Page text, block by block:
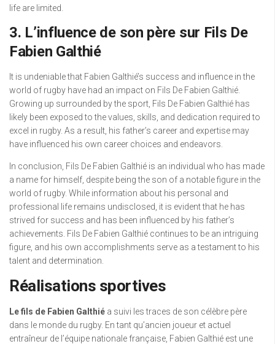
life are limited.
3. L’influence de son père sur Fils De
Fabien Galthié
It is undeniable that Fabien Galthié’s success and influence in the
world of rugby have had an impact on Fils De Fabien Galthié.
Growing up surrounded by the sport, Fils De Fabien Galthié has
likely been exposed to the values, skills, and dedication required to
excel in rugby. As a result, his father’s career and expertise may
have influenced his own career choices and endeavors.
In conclusion, Fils De Fabien Galthié is an individual who has made
a name for himself, despite being the son of a notable figure in the
world of rugby. While information about his personal and
professional life remains undisclosed, it is evident that he has
strived for success and has been influenced by his father’s
achievements. Fils De Fabien Galthié continues to be an intriguing
figure, and his own accomplishments serve as a testament to his
talent and determination.
Réalisations sportives
Le fils de Fabien Galthié a suivi les traces de son célèbre père
dans le monde du rugby. En tant qu’ancien joueur et actuel
entraîneur de l’équipe nationale française, Fabien Galthié est une